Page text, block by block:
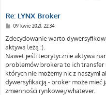
Re: LYNX Broker
P
s
t
09 kwie 2021, 22:34
Zdecydowanie warto
aktywa leżą :).
Nawet jeśli teorytycznie aktywa
problemów brokera to ich transfer
których nie możemy nic z naszymi
dywersyfikacją - broker może
zmienności rynkowej/whatever.